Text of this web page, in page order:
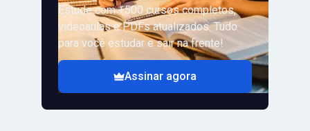
Estude com +500 cursos completos,
videoaulas e PDFs atualizados. Tudo
para você estudar e sair na frente!
Assinar agora